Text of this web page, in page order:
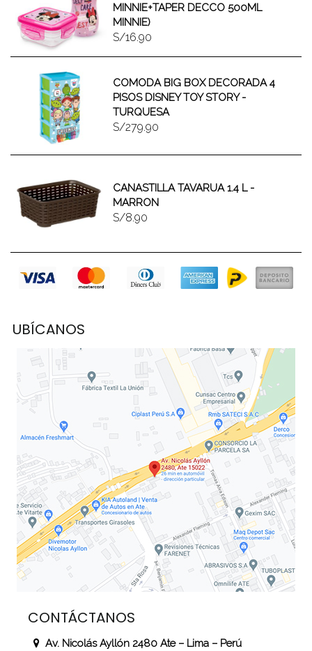
MINNIE+TAPER DECCO 500ML
MINNIE)
S/16.90
COMODA BIG BOX DECORADA 4
PISOS DISNEY TOY STORY -
TURQUESA
S/279.90
CANASTILLA TAVARUA 1.4 L -
MARRON
S/8.90
UBÍCANOS
CONTÁCTANOS
Av. Nicolás Ayllón 2480 Ate – Lima – Perú